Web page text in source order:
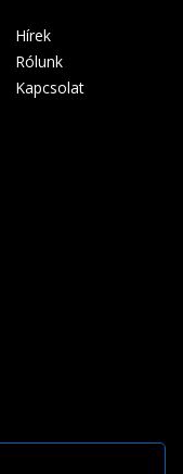
Hírek
Rólunk
Kapcsolat